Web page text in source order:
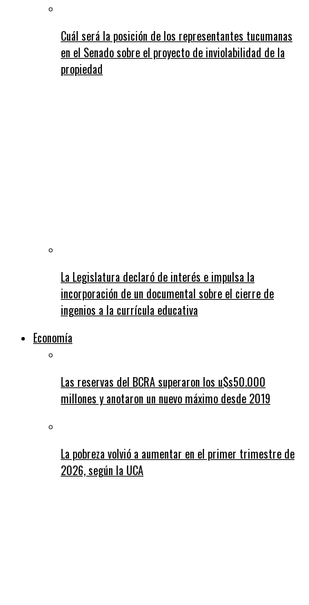
Cuál será la posición de los representantes tucumanas
en el Senado sobre el proyecto de inviolabilidad de la
propiedad
La Legislatura declaró de interés e impulsa la
incorporación de un documental sobre el cierre de
ingenios a la currícula educativa
Economía
Las reservas del BCRA superaron los u$s50.000
millones y anotaron un nuevo máximo desde 2019
La pobreza volvió a aumentar en el primer trimestre de
2026, según la UCA